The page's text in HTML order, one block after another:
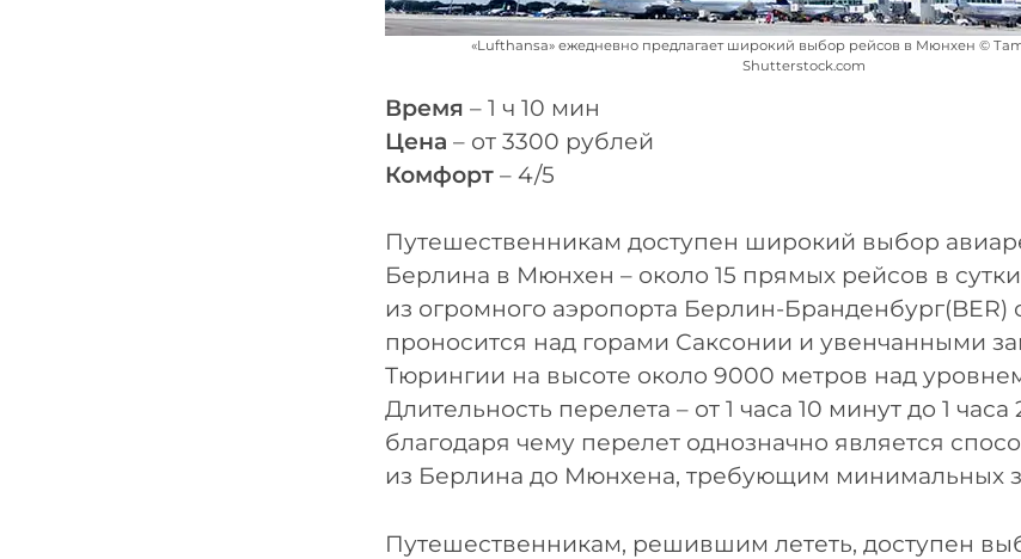
«Lufthansa» ежедневно предлагает широкий выбор рейсов в Мюнхен ©
Shutterstock.com
Время – 1 ч 10 мин
Цена – от 3300 рублей
Комфорт – 4/5
Путешественникам доступен широкий выбор
Берлина в Мюнхен – около 15 прямых рейсов в
из огромного аэропорта Берлин-Бранденбург(BER)
проносится над горами Саксонии и увенчанными
Тюрингии на высоте около 9000 метров над
Длительность перелета – от 1 часа 10 минут до 1 часа
благодаря чему перелет однозначно является
из Берлина до Мюнхена, требующим минимальных
Путешественникам, решившим лететь, доступен